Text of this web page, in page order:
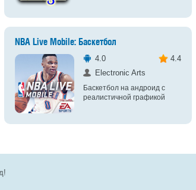
NBA Live Mobile: Баскетбол
4.0
4.4
Electronic Arts
Баскетбол на андроид с
реалистичной графикой